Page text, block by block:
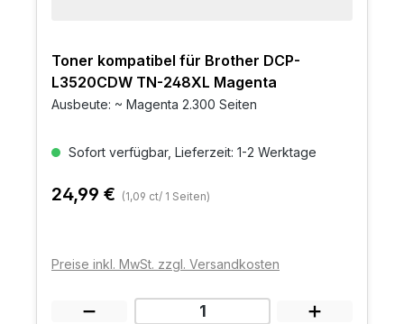
Toner kompatibel für Brother DCP-
L3520CDW TN-248XL Magenta
Ausbeute: ~ Magenta 2.300 Seiten
Sofort verfügbar, Lieferzeit: 1-2 Werktage
24,99 € (1,09 ct/ 1 Seiten)
Preise inkl. MwSt. zzgl. Versandkosten